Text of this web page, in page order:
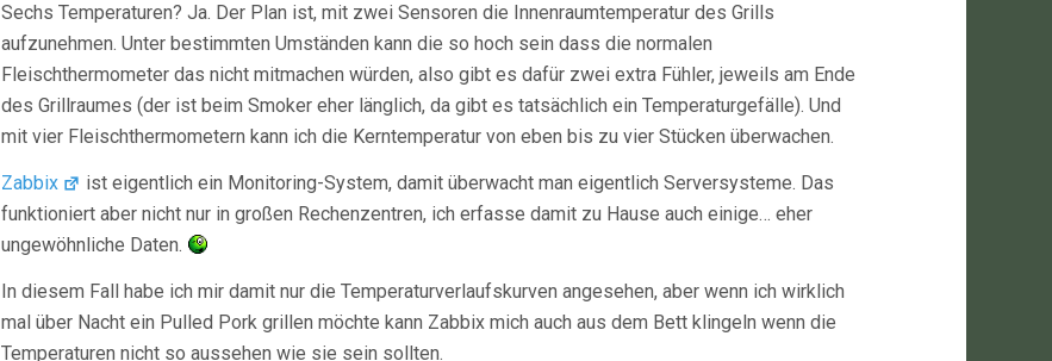
Sechs Temperaturen? Ja. Der Plan ist, mit zwei Sensoren die Innenraumtemperatur des Grills
aufzunehmen. Unter bestimmten Umständen kann die so hoch sein dass die normalen
Fleischthermometer das nicht mitmachen würden, also gibt es dafür zwei extra Fühler, jeweils am Ende
des Grillraumes (der ist beim Smoker eher länglich, da gibt es tatsächlich ein Temperaturgefälle). Und
mit vier Fleischthermometern kann ich die Kerntemperatur von eben bis zu vier Stücken überwachen.
Zabbix
ist eigentlich ein Monitoring-System, damit überwacht man eigentlich Serversysteme. Das
funktioniert aber nicht nur in großen Rechenzentren, ich erfasse damit zu Hause auch einige… eher
ungewöhnliche Daten.
In diesem Fall habe ich mir damit nur die Temperaturverlaufskurven angesehen, aber wenn ich wirklich
mal über Nacht ein Pulled Pork grillen möchte kann Zabbix mich auch aus dem Bett klingeln wenn die
Temperaturen nicht so aussehen wie sie sein sollten.